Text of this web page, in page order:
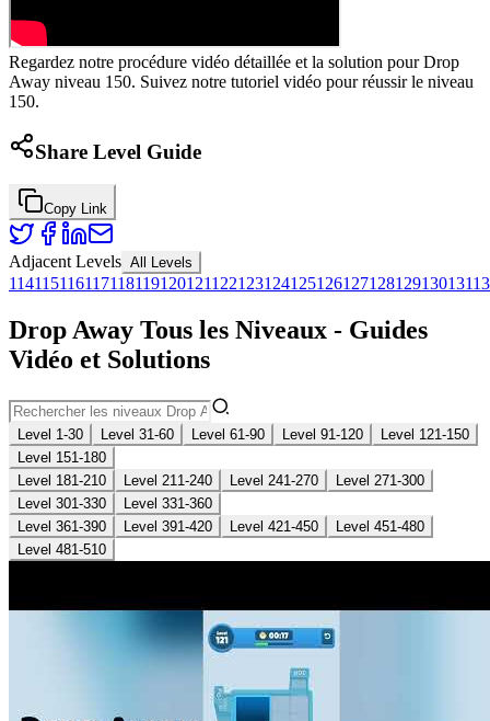
Regardez notre procédure vidéo détaillée et la solution pour Drop
Away niveau 150. Suivez notre tutoriel vidéo pour réussir le niveau
150.
Share Level Guide
Copy Link
Adjacent Levels All Levels
114115116117118119120121122123124125126127128129130131
Drop Away Tous les Niveaux - Guides
Vidéo et Solutions
Level 1-30 Level 31-60 Level 61-90 Level 91-120
Level 121-150
Level 151-180
Level 181-210
Level 211-240 Level 241-270
Level 271-300
Level 301-330
Level 331-360
Level 361-390
Level 391-420 Level 421-450
Level 451-480
Level 481-510